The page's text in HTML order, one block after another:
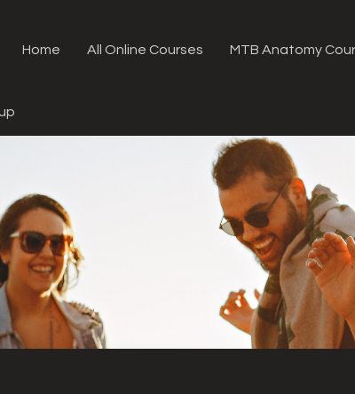
Home All Online Courses MTB Anatomy